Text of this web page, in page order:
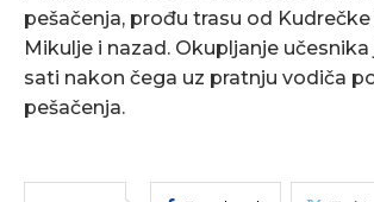
pešačenja, prođu trasu od
Mikulje i nazad. Okupljanje
sati nakon čega uz pratnju vodiča
pešačenja.